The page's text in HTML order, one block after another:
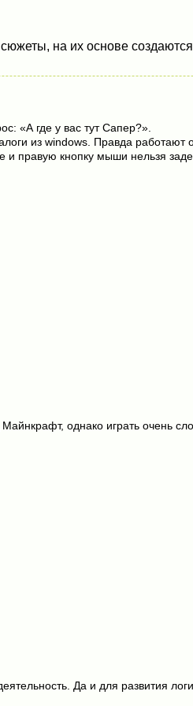
на их основе
«А где у вас тут Сапер?».
из windows. Правда работают
правую кнопку мыши нельзя
однако играть очень
Да и для развития